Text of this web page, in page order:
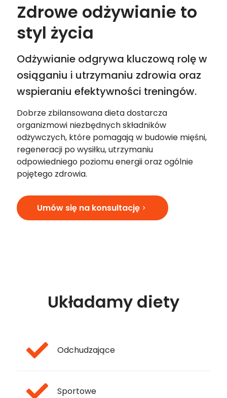
Zdrowe odżywianie to
styl życia
Odżywianie odgrywa kluczową rolę w
osiąganiu i utrzymaniu zdrowia oraz
wspieraniu efektywności treningów.
Dobrze zbilansowana dieta dostarcza
organizmowi niezbędnych składników
odżywczych, które pomagają w budowie mięśni,
regeneracji po wysiłku, utrzymaniu
odpowiedniego poziomu energii oraz ogólnie
pojętego zdrowia.
Umów się na konsultację
Układamy diety
Odchudzające
Sportowe